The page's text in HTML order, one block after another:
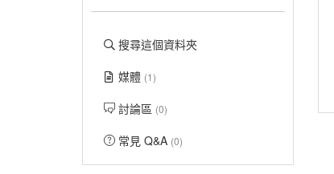
搜尋這個資料夾
媒體 (1)
討論區 (0)
常見 Q&A (0)